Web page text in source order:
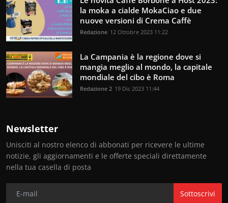
la moka a cialde MokaCiao e due
nuove versioni di Crema Caffè
Redazione 12 Ottobre 2023 11:22
La Campania è la regione dove si
mangia meglio al mondo, la capitale
mondiale del cibo è Roma
Redazione 2 19 Dic 2023 11:44
Newsletter
Unisciti al nostro elenco di abbonati per ricevere le ultime
notizie, gli aggiornamenti e le offerte speciali direttamente
nella tua casella di posta
Sottoscrivi